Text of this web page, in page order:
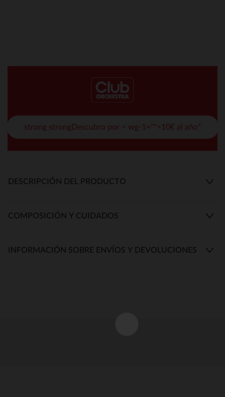
strong strongDescubro por < wg-1="">10€ al año*
DESCRIPCIÓN DEL PRODUCTO
COMPOSICIÓN Y CUIDADOS
INFORMACIÓN SOBRE ENVÍOS Y DEVOLUCIONES